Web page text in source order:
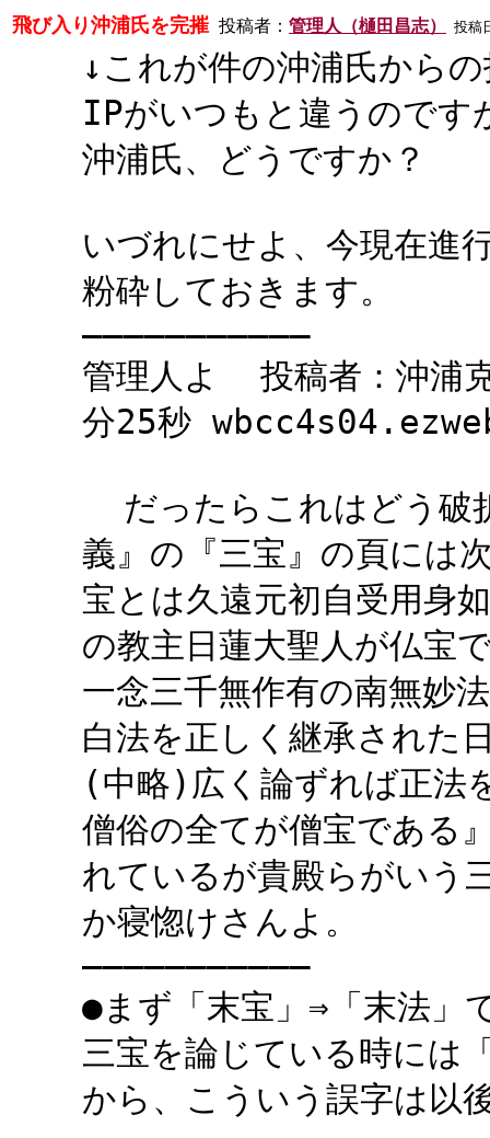
飛び入り沖浦氏を完摧 投稿者： 管理人（樋田昌志） 投稿
↓これが件の沖浦氏から
IPがいつもと違うのです
沖浦氏、どうですか？
いづれにせよ、今現在進
粉砕しておきます。
―――――――――――
管理人よ 投稿者：沖
分25秒
だったらこれはどう破
義』の『三宝』の頁には
宝とは久遠元初自受用身
の教主日蓮大聖人が仏宝
一念三千無作有の南無妙
白法を正しく継承された
(中略)広く論ずれば正法
僧俗の全てが僧宝である
れているが貴殿らがいう
か寝惚けさんよ。
―――――――――――
●まず「末宝」⇒「末法」
三宝を論じている時には
から、こういう誤字は以